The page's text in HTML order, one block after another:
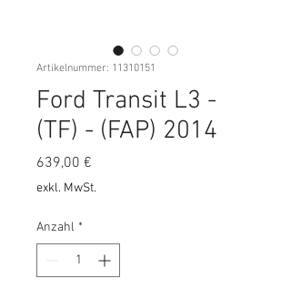
Artikelnummer: 11310151
Ford Transit L3 -
(TF) - (FAP) 2014
639,00 €
exkl. MwSt.
Anzahl *